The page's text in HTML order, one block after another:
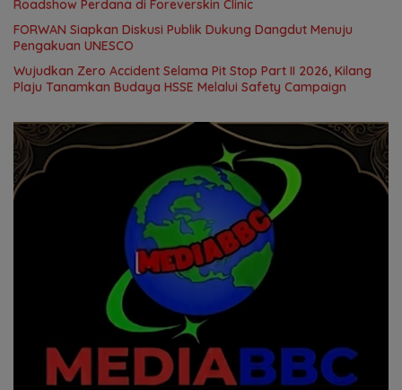
Roadshow Perdana di Foreverskin Clinic
FORWAN Siapkan Diskusi Publik Dukung Dangdut Menuju
Pengakuan UNESCO
Wujudkan Zero Accident Selama Pit Stop Part II 2026, Kilang
Plaju Tanamkan Budaya HSSE Melalui Safety Campaign